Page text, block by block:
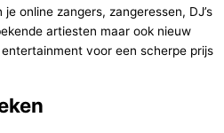
online zangers, zangeressen, DJ’s
artiesten maar ook nieuw
voor een scherpe prijs